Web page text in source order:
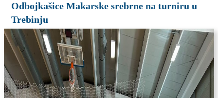
Odbojkašice Makarske srebrne na turniru u
Trebinju